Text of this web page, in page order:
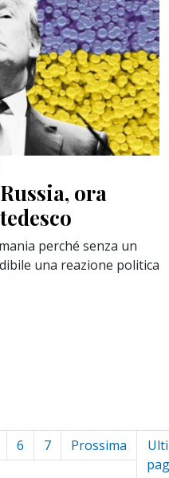
ora
perché senza un
una reazione politica
6 7 Prossima